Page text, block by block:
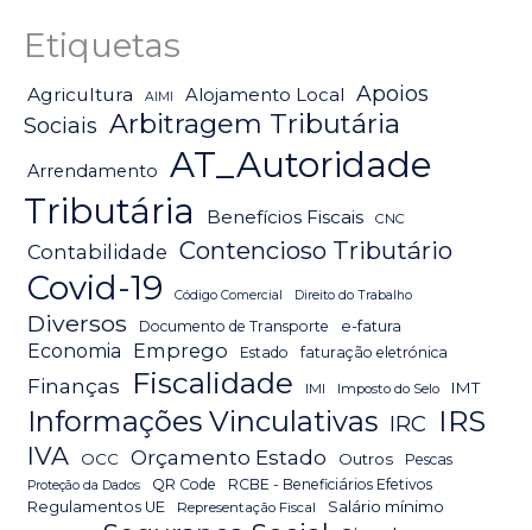
Etiquetas
Agricultura AIMI Alojamento Local
Apoios
Sociais Arbitragem Tributária
Arrendamento
AT_Autoridade
Tributária
Benefícios Fiscais CNC
Contabilidade Contencioso Tributário
Covid-19 Código Comercial Direito do Trabalho
Diversos Documento de Transporte e-fatura
Economia Emprego Estado faturação eletrónica
Finanças Fiscalidade IMI Imposto do Selo IMT
Informações Vinculativas IRC IRS
IVA OCC Orçamento Estado Outros Pescas
Proteção da Dados QR Code
RCBE - Beneficiários Efetivos
Regulamentos UE
Representação Fiscal
Salário mínimo